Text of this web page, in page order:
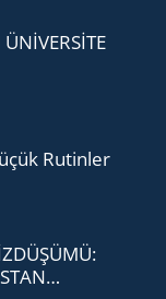
Ru­tin­ler